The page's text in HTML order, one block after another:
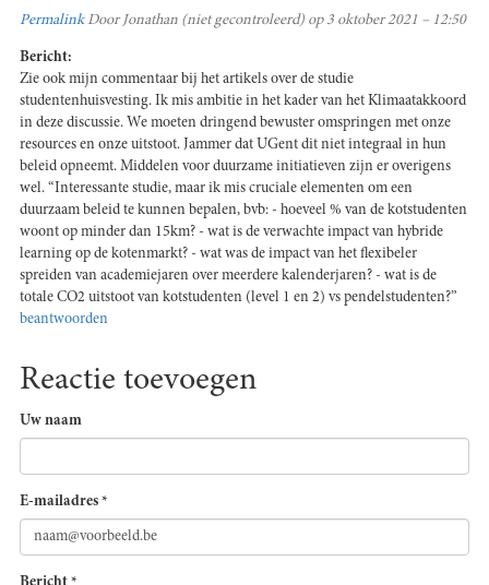
PermalinkDoorJonathan (niet gecontroleerd) op 3 oktober 2021 – 12:50
Bericht:
Zie ook mijn commentaar bij het artikels over de studie
studentenhuisvesting. Ik mis ambitie in het kader van het Klimaatakkoord
in deze discussie. We moeten dringend bewuster omspringen met onze
resources en onze uitstoot. Jammer dat UGent dit niet integraal in hun
beleid opneemt. Middelen voor duurzame initiatieven zijn er overigens
wel. “Interessante studie, maar ik mis cruciale elementen om een
duurzaam beleid te kunnen bepalen, bvb: - hoeveel % van de kotstudenten
woont op minder dan 15km? - wat is de verwachte impact van hybride
learning op de kotenmarkt? - wat was de impact van het flexibeler
spreiden van academiejaren over meerdere kalenderjaren? - wat is de
totale CO2 uitstoot van kotstudenten (level 1 en 2) vs pendelstudenten?”
beantwoorden
Reactie toevoegen
Uw naam
E-mailadres *